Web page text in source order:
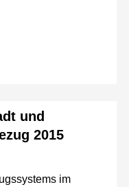
und
2015
im